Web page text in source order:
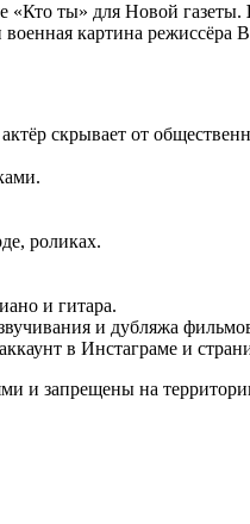
«Кто ты» для Новой газеты.
картина
скрывает от
роликах.
и гитара.
и дубляжа
в Инстаграме и
и запрещены на